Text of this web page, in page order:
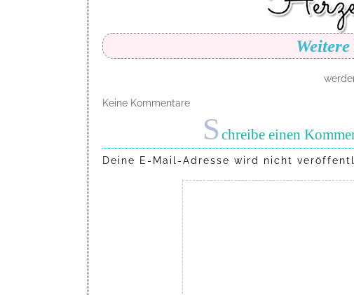
Keine Kommentare
S chreibe einen
Deine E-Mail-Adresse wird nicht